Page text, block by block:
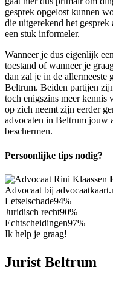
gesprek opgelost kunnen
die uitgerekend het gesprek
een stuk informeler.
Wanneer je dus eigenlijk
toestand of wanneer je
dan zal je in de
Beltrum. Beiden partijen
toch enigszins meer kennis
op zich neemt zijn eerder
advocaten in Beltrum jouw
beschermen.
Persoonlijke tips nodig?
Advocaat bij
Letselschade94%
Juridisch recht90%
Echtscheidingen97%
Ik help je graag!
Jurist Beltrum